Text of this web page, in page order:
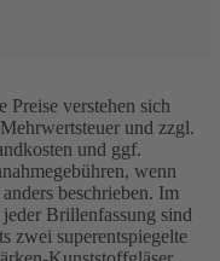
Preise verstehen sich
und zzgl.
und ggf.
wenn
beschrieben. Im
jeder Brillenfassung sind
zwei superentspiegelte